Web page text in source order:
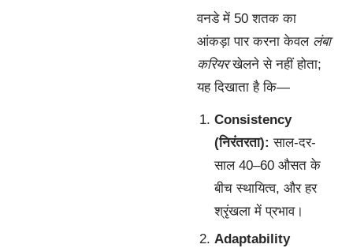
वनडे में 50 शतक का
आंकड़ा पार करना केवल लंबा
करियरखेलने से नहीं होता;
यह दिखाता है कि—
Consistency
(निरंतरता): साल-दर-
साल 40–60 औसत के
बीच स्थायित्व, और हर
श्रृंखला में प्रभाव।
Adaptability